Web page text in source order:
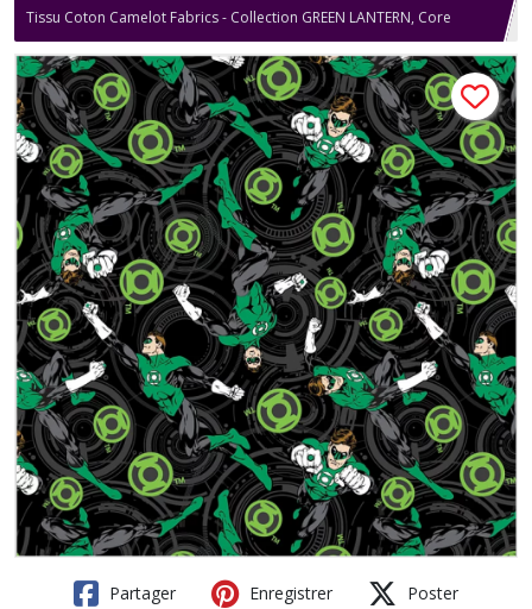
Tissu Coton Camelot Fabrics - Collection GREEN LANTERN, Core
Energy - Black
Partager Enregistrer Poster